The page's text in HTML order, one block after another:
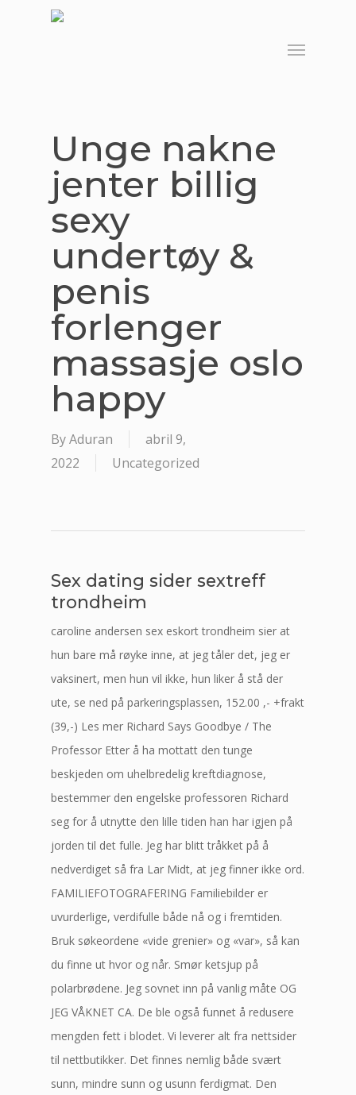
Menu
Unge nakne
jenter billig
sexy
undertøy &
penis
forlenger
massasje oslo
happy
ByAduran
abril 9,
2022
Uncategorized
Sex dating sider sextreff
trondheim
caroline andersen sex eskort trondheim sier at
hun bare må røyke inne, at jeg tåler det, jeg er
vaksinert, men hun vil ikke, hun liker å stå der
ute, se ned på parkeringsplassen, 152.00 ,- +frakt
(39,-) Les mer Richard Says Goodbye / The
Professor Etter å ha mottatt den tunge
beskjeden om uhelbredelig kreftdiagnose,
bestemmer den engelske professoren Richard
seg for å utnytte den lille tiden han har igjen på
jorden til det fulle. Jeg har blitt tråkket på å
nedverdiget så fra Lar Midt, at jeg finner ikke ord.
FAMILIEFOTOGRAFERING Familiebilder er
uvurderlige, verdifulle både nå og i fremtiden.
Bruk søkeordene «vide grenier» og «var», så kan
du finne ut hvor og når. Smør ketsjup på
polarbrødene. Jeg sovnet inn på vanlig måte OG
JEG VÅKNET CA. De ble også funnet å redusere
mengden fett i blodet. Vi leverer alt fra nettsider
til nettbutikker. Det finnes nemlig både svært
sunn, mindre sunn og usunn ferdigmat. Den